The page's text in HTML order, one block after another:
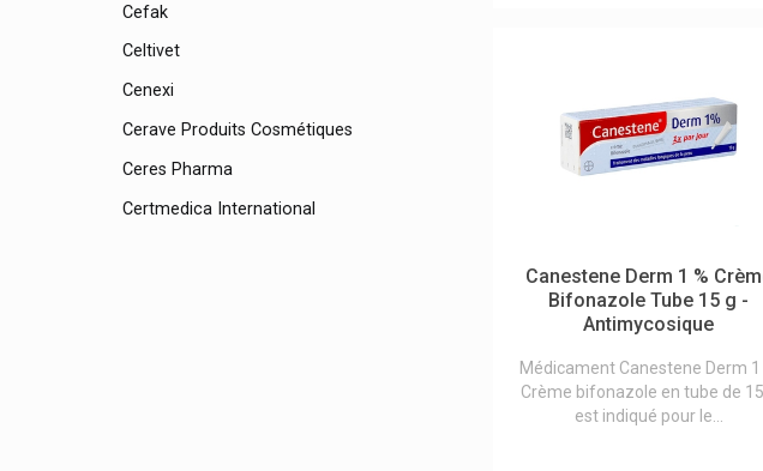
Cefak
Celtivet
Cenexi
Cerave Produits Cosmétiques
Ceres Pharma
Certmedica International
Canestene Derm 1 %
Bifonazole Tube 15 g -
Antimycosique
Médicament Canestene Derm 1
Crème bifonazole en tube de
est indiqué pour le...